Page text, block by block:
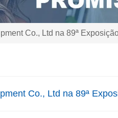
Co., Ltd na 89ª
Co., Ltd na 89ª